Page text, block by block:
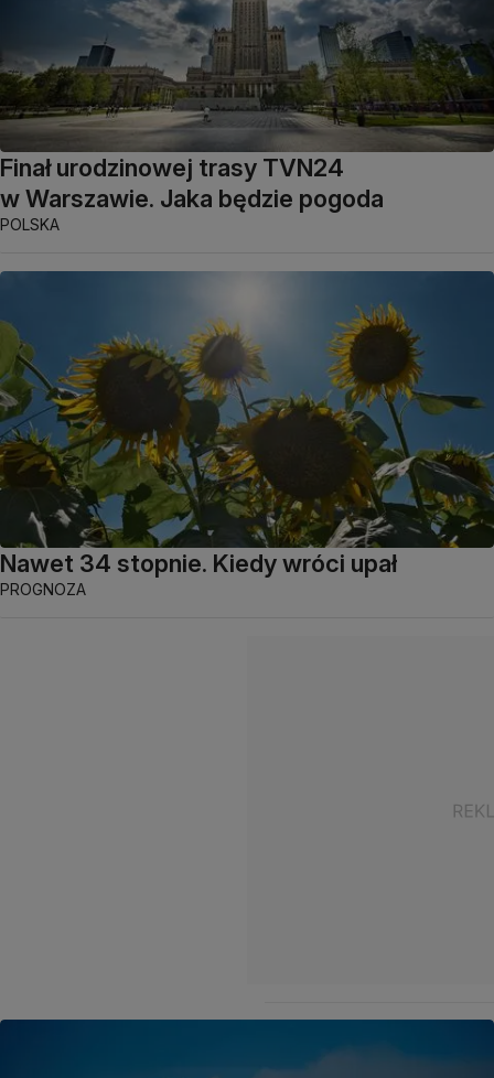
Finał urodzinowej trasy TVN24
w Warszawie. Jaka będzie pogoda
POLSKA
Nawet 34 stopnie. Kiedy wróci upał
PROGNOZA